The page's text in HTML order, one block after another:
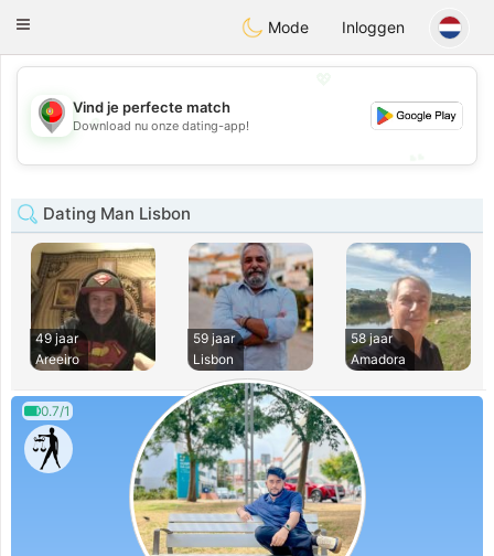
namoroPortugues
Toggle
Mode Inloggen
💕
Vind je perfecte match
Download nu onze dating-app!
Dating Man Lisbon
49 jaar
Areeiro
59 jaar
Lisbon
58 jaar
Amadora
0.7/1